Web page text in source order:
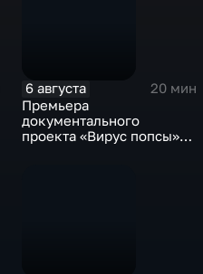
6 августа
20 мин
Премьера
документального
проекта «Вирус попсы»